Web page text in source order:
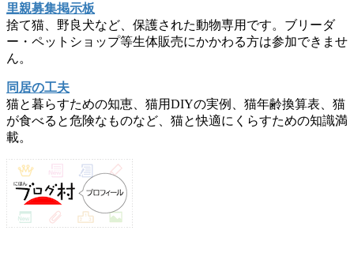
里親募集掲示板
捨て猫、野良犬など、保護された動物専用です。ブリーダ
ー・ペットショップ等生体販売にかかわる方は参加できませ
ん。
同居の工夫
猫と暮らすための知恵、猫用DIYの実例、猫年齢換算表、猫
が食べると危険なものなど、猫と快適にくらすための知識満
載。